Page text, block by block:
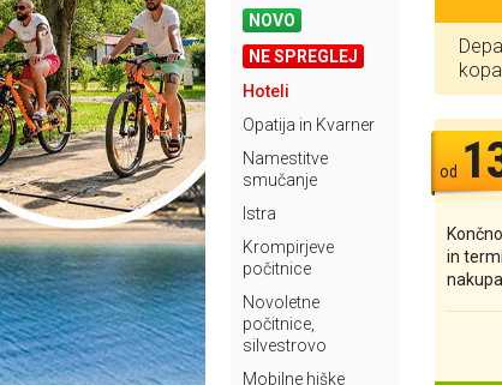
NOVO
NE SPREGLEJ
Hoteli
Opatija in Kvarner
Namestitve
smučanje
Istra
Krompirjeve
počitnice
Novoletne
počitnice,
silvestrovo
Mobilne hiške
od
in
nakupa.